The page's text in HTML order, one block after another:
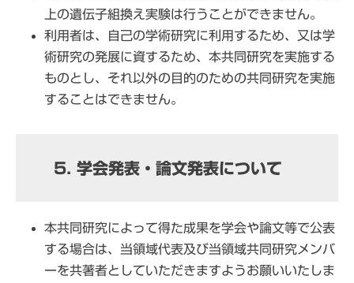
上の遺伝子組換え実験は行うことができません。
利用者は、自己の学術研究に利用するため、又は学
術研究の発展に資するため、本共同研究を実施する
ものとし、それ以外の目的のための共同研究を実施
することはできません。
5. 学会発表・論文発表について
本共同研究によって得た成果を学会や論文等で公表
する場合は、当領域代表及び当領域共同研究メンバ
ーを共著者としていただきますようお願いいたしま